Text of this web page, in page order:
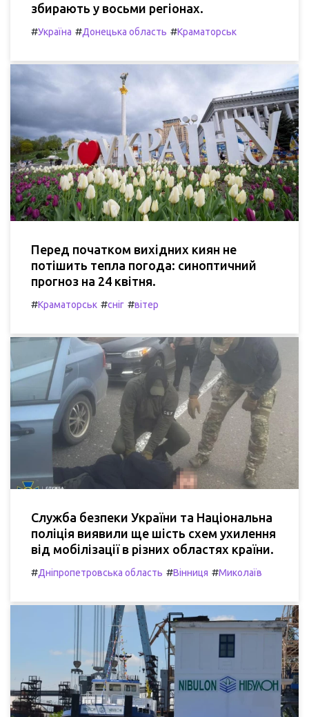
збирають у восьми регіонах.
#Україна #Донецька область #Краматорськ
Перед початком вихідних киян не
потішить тепла погода: синоптичний
прогноз на 24 квітня.
#Краматорськ #сніг #вітер
Служба безпеки України та Національна
поліція виявили ще шість схем ухилення
від мобілізації в різних областях країни.
#Дніпропетровська область #Вінниця #Миколаїв